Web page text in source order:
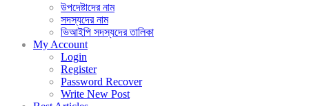
উপদেষ্টাদের নাম
সদস্যদের নাম
ভিআইপি সদস্যদের তালিকা
My Account
Login
Register
Password Recover
Write New Post